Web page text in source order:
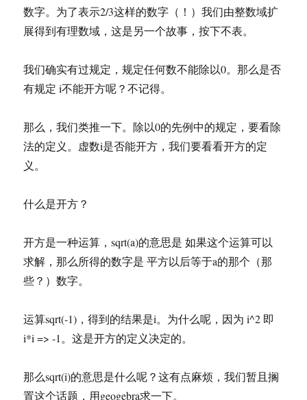
数字。为了表示2/3这样的数字（！）我们由整数域扩
展得到有理数域，这是另一个故事，按下不表。
我们确实有过规定，规定任何数不能除以0。那么是否
有规定 i不能开方呢？不记得。
那么，我们类推一下。除以0的先例中的规定，要看除
法的定义。虚数i是否能开方，我们要看看开方的定
义。
什么是开方？
开方是一种运算，sqrt(a)的意思是 如果这个运算可以
求解，那么所得的数字是 平方以后等于a的那个（那
些？）数字。
运算sqrt(-1)，得到的结果是i。为什么呢，因为 i^2 即
i*i => -1。这是开方的定义决定的。
那么sqrt(i)的意思是什么呢？这有点麻烦，我们暂且搁
置这个话题，用geogebra求一下。